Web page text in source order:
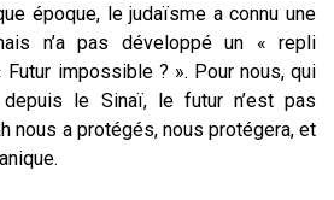
époque, le judaïsme a connu une
n’a pas développé un « repli
impossible ? ». Pour nous, qui
le Sinaï, le futur n’est pas
nous a protégés, nous protégera, et